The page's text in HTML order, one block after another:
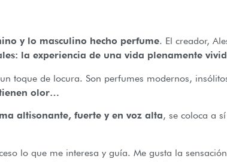
y lo masculino hecho perfume. El creador,
la experiencia de una vida plenamente
toque de locura. Son perfumes modernos,
tienen olor…
altisonante, fuerte y en voz alta, se coloca a
lo que me interesa y guía. Me gusta la